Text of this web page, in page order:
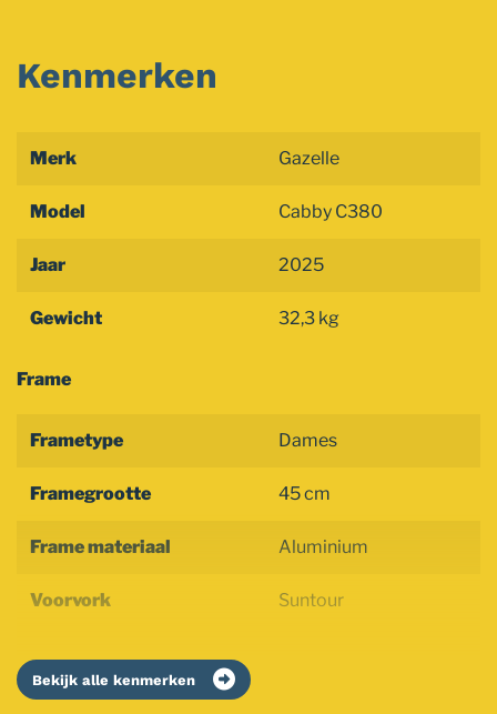
Kenmerken
Merk Gazelle
Model Cabby C380
Jaar 2025
Gewicht 32,3 kg
Frame
Frametype Dames
Framegrootte 45 cm
Frame materiaal Aluminium
Voorvork Suntour
Bekijk alle kenmerken